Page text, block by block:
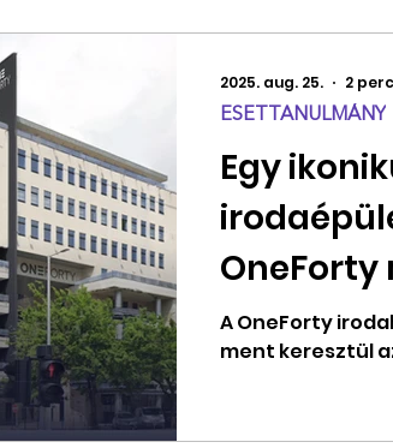
Egy
OneForty
A OneForty
ment keresztül
ESETTANULMÁNY
2025. aug. 25. 2